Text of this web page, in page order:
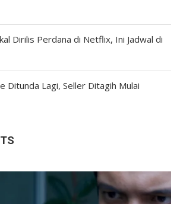
Dirilis Perdana di Netflix, Ini Jadwal di
Ditunda Lagi, Seller Ditagih Mulai